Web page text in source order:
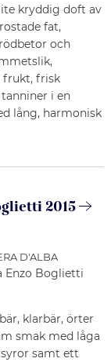
kryddig doft av
fat,
och
frukt, frisk
i en
lång, harmonisk
2015
D'ALBA
Enzo Boglietti
klarbär, örter
smak med låga
samt ett